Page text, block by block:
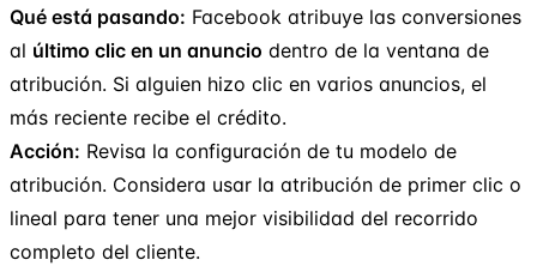
Qué está pasando: Facebook atribuye las conversiones
al último clic en un anuncio dentro de la ventana de
atribución. Si alguien hizo clic en varios anuncios, el
más reciente recibe el crédito.
Acción: Revisa la configuración de tu modelo de
atribución. Considera usar la atribución de primer clic o
lineal para tener una mejor visibilidad del recorrido
completo del cliente.